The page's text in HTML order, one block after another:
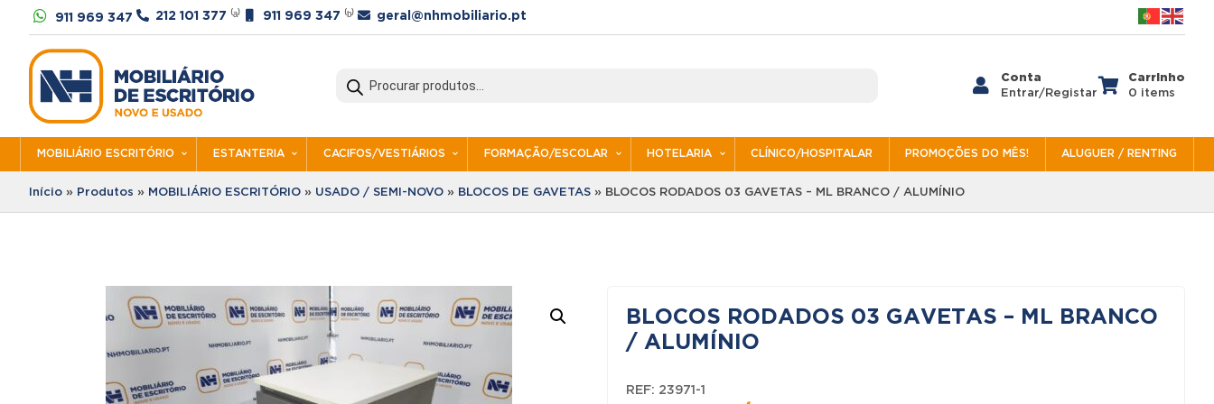
 911 969 347  212 101 377 ⁽ᵃ⁾ 911 969 347 ⁽ᵇ⁾  geral@nhmobiliario.pt
search

Conta
Entrar/Registar 
Carrinho
0 items
MOBILIÁRIO ESCRITÓRIO ESTANTERIA CACIFOS/VESTIÁRIOS FORMAÇÃO/ESCOLAR HOTELARIA CLÍNICO/HOSPITALAR PROMOÇÕES DO MÊS! ALUGUER / RENTING
Início » Produtos » MOBILIÁRIO ESCRITÓRIO » USADO / SEMI-NOVO » BLOCOS DE GAVETAS » BLOCOS RODADOS 03 GAVETAS – ML BRANCO / ALUMÍNIO
BLOCOS RODADOS 03 GAVETAS – ML BRANCO
/ ALUMÍNIO
REF: 23971-1